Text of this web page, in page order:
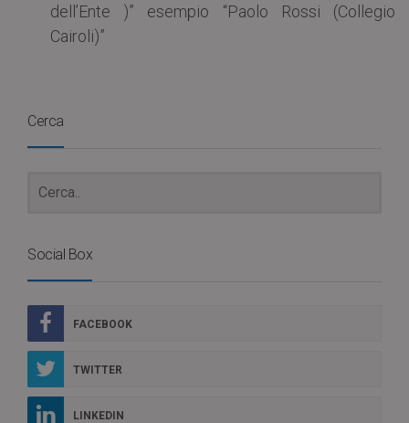
dell’Ente )” esempio “Paolo Rossi (Collegio
Cairoli)”
Cerca
Social Box
FACEBOOK
TWITTER
LINKEDIN